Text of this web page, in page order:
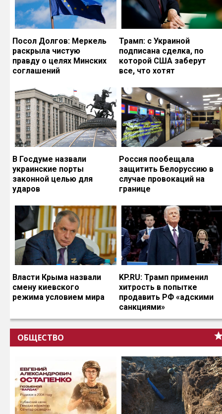
Посол Долгов: Меркель
раскрыла чистую
правду о целях Минских
соглашений
Трамп: с Украиной
подписана сделка, по
которой США заберут
все, что хотят
В Госдуме назвали
украинские порты
законной целью для
ударов
Россия пообещала
защитить Белоруссию в
случае провокаций на
границе
Власти Крыма назвали
смену киевского
режима условием мира
KP.RU: Трамп применил
хитрость в попытке
продавить РФ «адскими
санкциями»
ОБЩЕСТВО